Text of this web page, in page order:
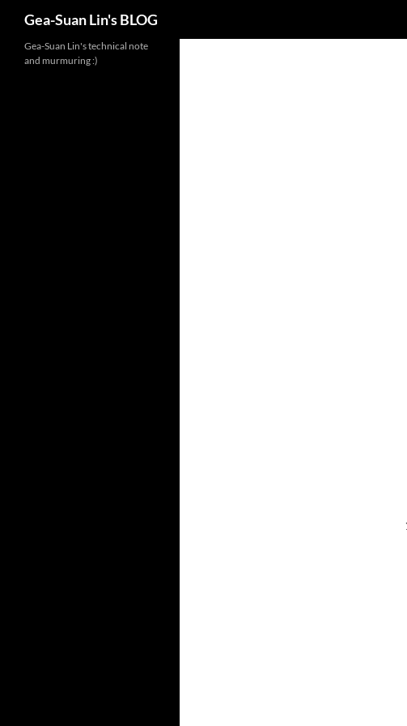
Gea-Suan Lin's BLOG
Gea-Suan Lin's technical note
and murmuring :)